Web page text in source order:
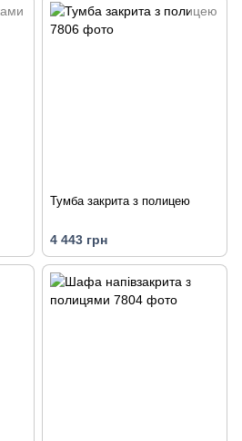
Тумба закрита з полицею
4 443 грн